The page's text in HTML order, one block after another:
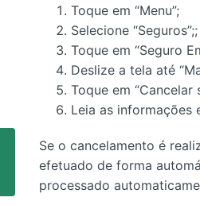
Toque em “Menu”;
Selecione “Seguros”;;
Toque em “Seguro
Deslize a tela até
Toque em “Cancelar
Leia as informações
Se o cancelamento é
efetuado de forma
processado